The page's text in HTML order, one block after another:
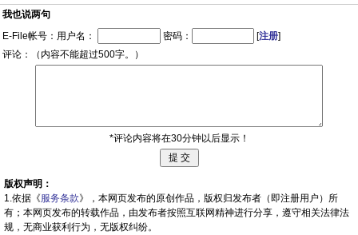
我也说两句
E-File帐号：用户名：
密码： [注册]
评论：（内容不能超过500字。）
*评论内容将在30分钟以后显示！
版权声明：
1.依据《服务条款》，本网页发布的原创作品，版权归发布者（即注册用户）所
有；本网页发布的转载作品，由发布者按照互联网精神进行分享，遵守相关法律法
规，无商业获利行为，无版权纠纷。